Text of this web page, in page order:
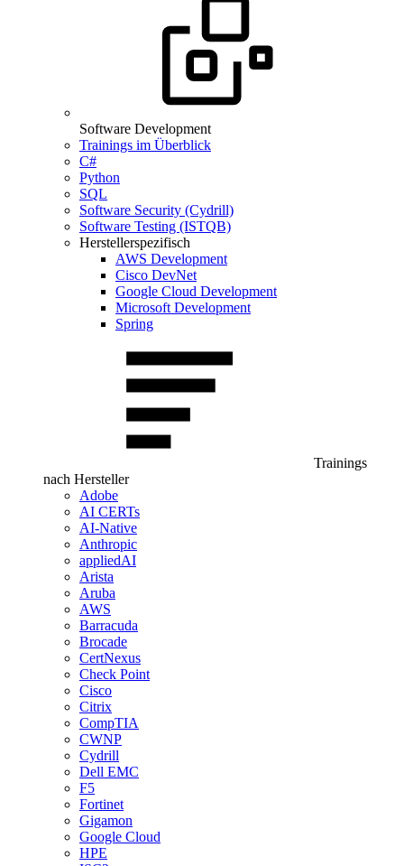
Software Development
Trainings im Überblick
C#
Python
SQL
Software Security (Cydrill)
Software Testing (ISTQB)
Herstellerspezifisch
AWS Development
Cisco DevNet
Google Cloud Development
Microsoft Development
Spring
Trainings
nach Hersteller
Adobe
AI CERTs
AI-Native
Anthropic
appliedAI
Arista
Aruba
AWS
Barracuda
Brocade
CertNexus
Check Point
Cisco
Citrix
CompTIA
CWNP
Cydrill
Dell EMC
F5
Fortinet
Gigamon
Google Cloud
HPE